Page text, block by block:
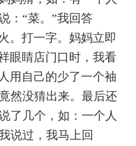
：“菜。”我回答
。打一字。妈妈立即
眼睛店门口时，我看
用自己的少了一个袖
然没猜出来。最后还
了几个，如：一个人
说过，我马上回